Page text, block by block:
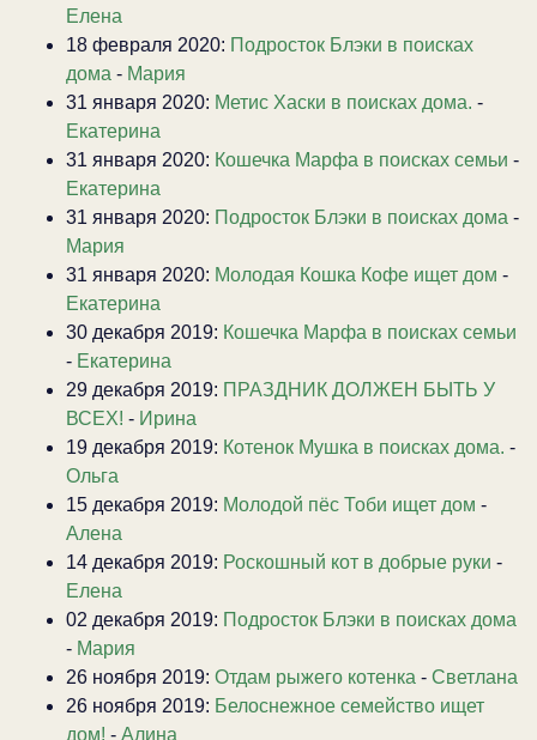
Елена
18 февраля 2020: Подросток Блэки в поисках
дома - Мария
31 января 2020: Метис Хаски в поисках дома. -
Екатерина
31 января 2020: Кошечка Марфа в поисках семьи -
Екатерина
31 января 2020: Подросток Блэки в поисках дома -
Мария
31 января 2020: Молодая Кошка Кофе ищет дом -
Екатерина
30 декабря 2019: Кошечка Марфа в поисках семьи
- Екатерина
29 декабря 2019: ПРАЗДНИК ДОЛЖЕН БЫТЬ У
ВСЕХ! - Ирина
19 декабря 2019: Котенок Мушка в поисках дома. -
Ольга
15 декабря 2019: Молодой пёс Тоби ищет дом -
Алена
14 декабря 2019: Роскошный кот в добрые руки -
Елена
02 декабря 2019: Подросток Блэки в поисках дома
- Мария
26 ноября 2019: Отдам рыжего котенка - Светлана
26 ноября 2019: Белоснежное семейство ищет
дом! - Алина